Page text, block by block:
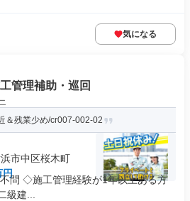
気になる
管理補助・巡回
＆残業少め/cr007-002-02
市中区桜木町
円
問 ◇施工管理経験が1年以上ある方
建...